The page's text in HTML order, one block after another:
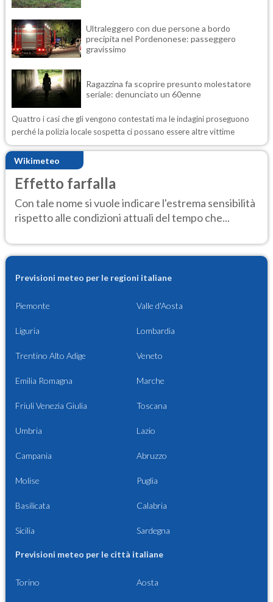
Ultraleggero con due persone a bordo
precipita nel Pordenonese: passeggero
gravissimo
Ragazzina fa scoprire presunto molestatore
seriale: denunciato un 60enne
Quattro i casi che gli vengono contestati ma le indagini proseguono
perché la polizia locale sospetta ci possano essere altre vittime
Wikimeteo
Effetto farfalla
Con tale nome si vuole indicare l'estrema sensibilità
rispetto alle condizioni attuali del tempo che...
Previsioni meteo per le regioni italiane
Piemonte Valle d'Aosta
Liguria Lombardia
Trentino Alto Adige Veneto
Emilia Romagna Marche
Friuli Venezia Giulia Toscana
Umbria Lazio
Campania Abruzzo
Molise Puglia
Basilicata Calabria
Sicilia Sardegna
Previsioni meteo per le città italiane
Torino Aosta